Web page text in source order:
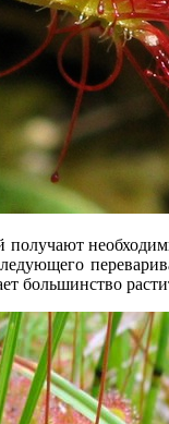
получают
большинство